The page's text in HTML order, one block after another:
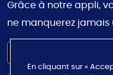
Grâce à notre appli,
ne manquerez jamais
En cliquant sur «